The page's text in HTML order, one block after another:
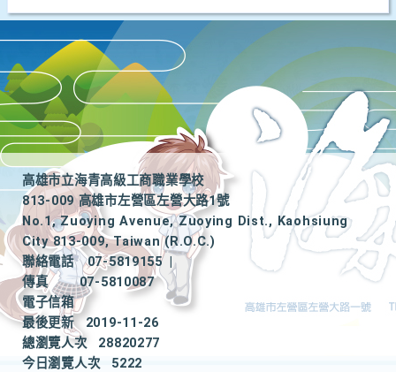
高雄市立海青高級工商職業學校
813-009 高雄市左營區左營大路1號
No.1, Zuoying Avenue, Zuoying Dist., Kaohsiung
City 813-009, Taiwan (R.O.C.)
聯絡電話
07-5819155
|
傳真
07-5810087
電子信箱
最後更新
2019-11-26
總瀏覽人次
28820277
今日瀏覽人次
5222